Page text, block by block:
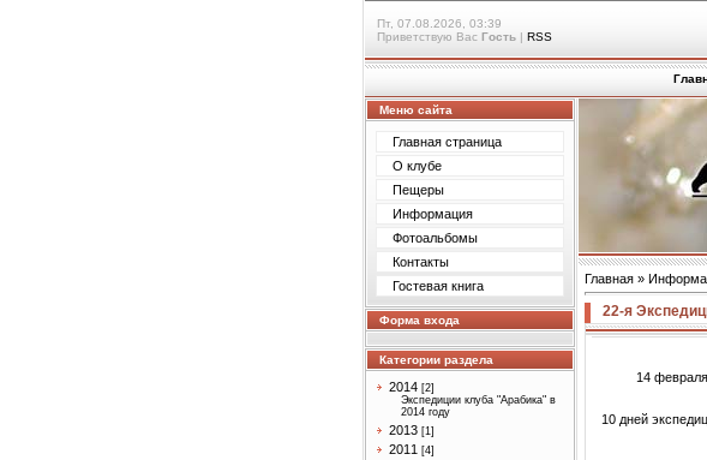
Пт, 07.08.2026, 03:39
Приветствую Вас Гость | RSS
Меню сайта
Главная страница
О клубе
Пещеры
Информация
Фотоальбомы
Контакты
Гостевая книга
Форма входа
Категории раздела
2014 [2]
Экспедиции клуба "Арабика" в
2014 году
2013 [1]
2011 [4]
Главная »
22-я
14
10 дней